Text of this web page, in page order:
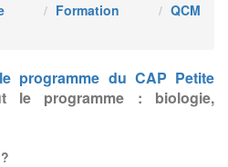
Formation
QCM
programme du CAP Petite
le programme : biologie,